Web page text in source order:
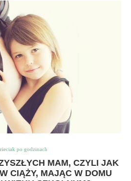
po godzinach
MAM, CZYLI JAK
CIĄŻY, MAJĄC W DOMU